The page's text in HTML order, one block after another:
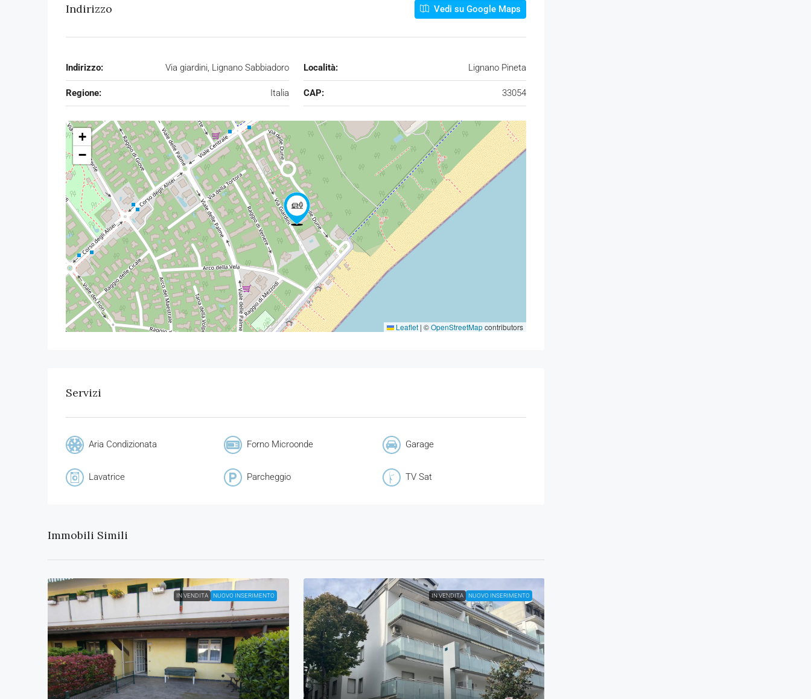
Indirizzo Vedi su Google Maps
Indirizzo: Via giardini, Lignano Sabbiadoro Località: Lignano Pineta
Regione: Italia CAP: 33054
+
−
Leaflet | ©OpenStreetMapcontributors
Servizi
Aria Condizionata Forno Microonde Garage
Lavatrice Parcheggio TV Sat
Immobili Simili
IN VENDITA NUOVO INSERIMENTO IN VENDITA NUOVO INSERIMENTO